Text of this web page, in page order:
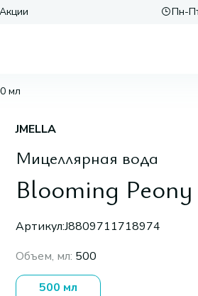
Акции Пн-
мл
JMELLA
Мицеллярная вода
Blooming
Артикул:J8809711718974
Объем, мл: 500
500 мл